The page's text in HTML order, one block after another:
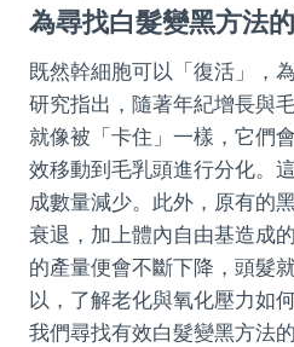
為尋找白髮變黑方法
既然幹細胞可以「復活」，
研究指出，隨著年紀增長與
就像被「卡住」一樣，它們
效移動到毛乳頭進行分化。
成數量減少。此外，原有的
衰退，加上體內自由基造成
的產量便會不斷下降，頭髮
以，了解老化與氧化壓力如
我們尋找有效白髮變黑方法的